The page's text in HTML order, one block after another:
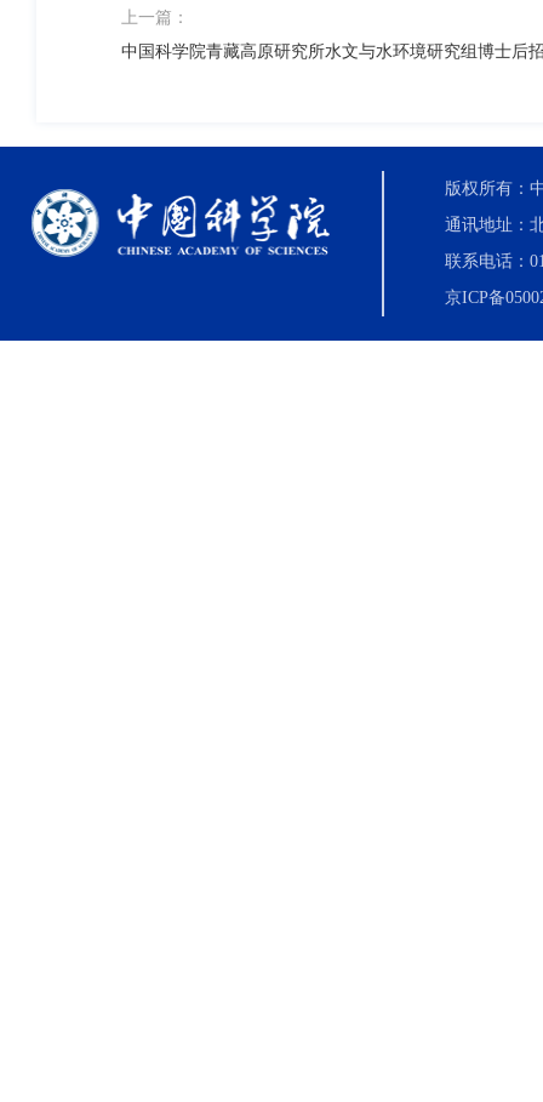
上一篇：
中国科学院青藏高原研究所水文与水环境研究组博士后
版权所有：
通讯地址：
联系电话：
京ICP备